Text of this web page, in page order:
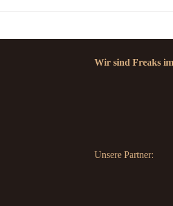
Wir sind Freaks
Unsere Partner: